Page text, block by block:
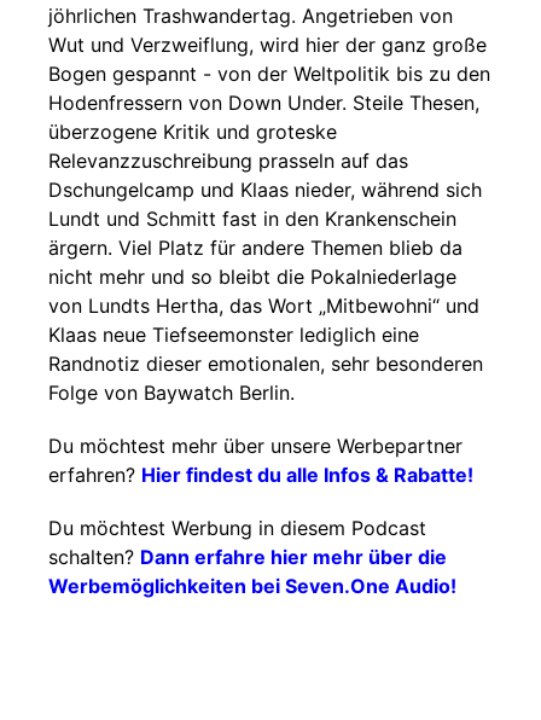
jöhrlichen Trashwandertag. Angetrieben von
Wut und Verzweiflung, wird hier der ganz große
Bogen gespannt - von der Weltpolitik bis zu den
Hodenfressern von Down Under. Steile Thesen,
überzogene Kritik und groteske
Relevanzzuschreibung prasseln auf das
Dschungelcamp und Klaas nieder, während sich
Lundt und Schmitt fast in den Krankenschein
ärgern. Viel Platz für andere Themen blieb da
nicht mehr und so bleibt die Pokalniederlage
von Lundts Hertha, das Wort „Mitbewohni“ und
Klaas neue Tiefseemonster lediglich eine
Randnotiz dieser emotionalen, sehr besonderen
Folge von Baywatch Berlin.
Du möchtest mehr über unsere Werbepartner
erfahren? Hier findest du alle Infos & Rabatte!
Du möchtest Werbung in diesem Podcast
schalten? Dann erfahre hier mehr über die
Werbemöglichkeiten bei Seven.One Audio!